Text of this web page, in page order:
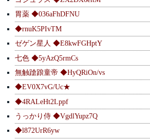
胃薬 ◆036aFhDFNU
◆rnuK5PIvTM
ゼゲン星人 ◆E8kwFGHptY
七色 ◆5yAzQ5rmCs
無触蹌踉童帝 ◆HyQRiOn/vs
◆EV0X7vG/Uc★
◆4RALeHt2Lppf
うっかり侍 ◆VgdlYupz7Q
◆l872UrR6yw